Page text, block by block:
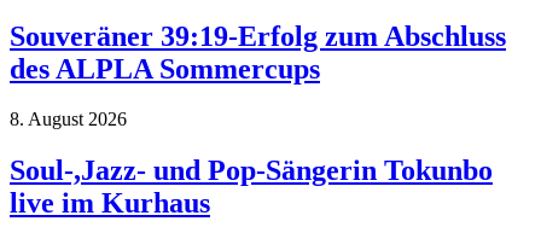
Souveräner 39:19-Erfolg zum Abschluss
des ALPLA Sommercups
8. August 2026
Soul-,Jazz- und Pop-Sängerin Tokunbo
live im Kurhaus